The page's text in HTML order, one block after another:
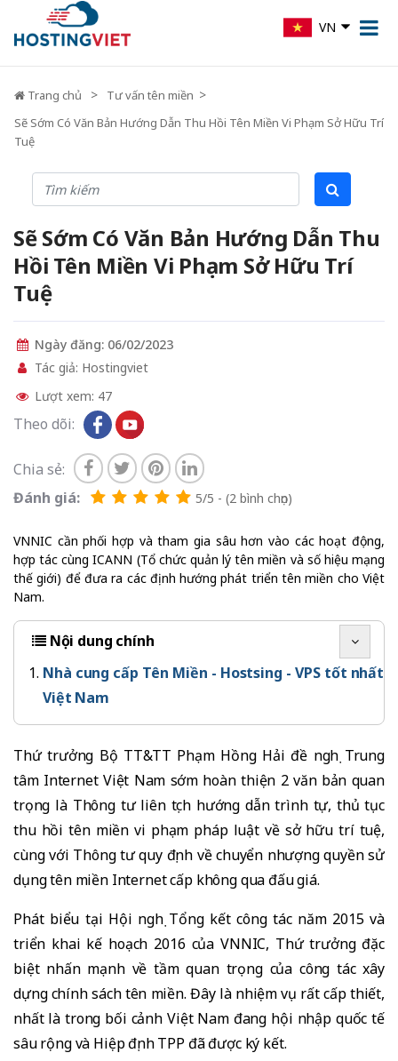
VN
Trang chủ
Tư vấn tên miền
Sẽ Sớm Có Văn Bản Hướng Dẫn Thu Hồi Tên Miền Vi Phạm Sở Hữu Trí
Tuệ
Sẽ Sớm Có Văn Bản Hướng Dẫn Thu
Hồi Tên Miền Vi Phạm Sở Hữu Trí
Tuệ
Ngày đăng: 06/02/2023
Tác giả: Hostingviet
Lượt xem: 47
Theo dõi:
Chia sẻ:
Đánh giá:
5/5 - (2 bình chọn)
VNNIC cần phối hợp và tham gia sâu hơn vào các hoạt động,
hợp tác cùng ICANN (Tổ chức quản lý tên miền và số hiệu mạng
thế giới) để đưa ra các định hướng phát triển tên miền cho Việt
Nam.
Nội dung chính
Nhà cung cấp Tên Miền - Hostsing - VPS tốt nhất
Việt Nam
Thứ trưởng Bộ TT&TT Phạm Hồng Hải đề nghị Trung
tâm Internet Việt Nam sớm hoàn thiện 2 văn bản quan
trọng là Thông tư liên tịch hướng dẫn trình tự, thủ tục
thu hồi tên miền vi phạm pháp luật về sở hữu trí tuệ,
cùng với Thông tư quy định về chuyển nhượng quyền sử
dụng tên miền Internet cấp không qua đấu giá.
Phát biểu tại Hội nghị Tổng kết công tác năm 2015 và
triển khai kế hoạch 2016 của VNNIC, Thứ trưởng đặc
biệt nhấn mạnh về tầm quan trọng của công tác xây
dựng chính sách tên miền. Đây là nhiệm vụ rất cấp thiết,
nhất là trong bối cảnh Việt Nam đang hội nhập quốc tế
sâu rộng và Hiệp định TPP đã được ký kết.